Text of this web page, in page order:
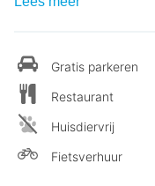
Gratis parkeren
Restaurant
Huisdiervrij
Fietsverhuur